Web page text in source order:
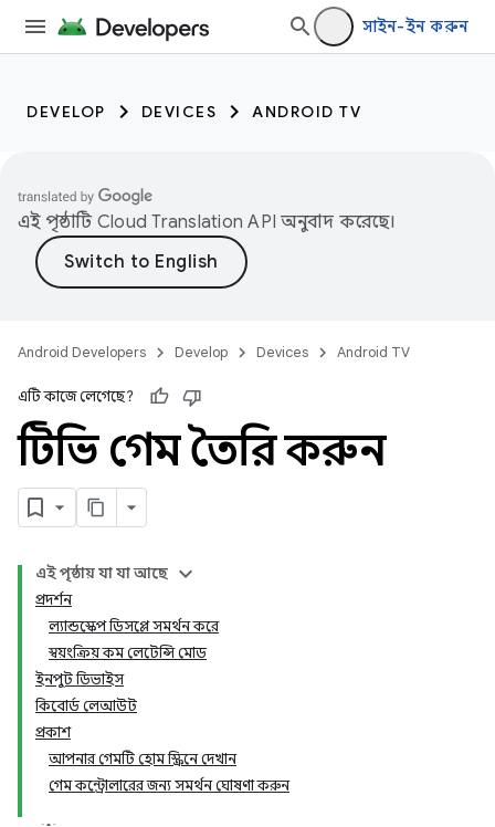
সাইন-ইন করুন
DEVELOP DEVICES ANDROID TV
এই পৃষ্ঠাটি Cloud Translation API অনুবাদ করেছে।
Android Developers Develop Devices Android TV
এটি কাজে লেগেছে?
টিভি গেম তৈরি করুন
এই পৃষ্ঠায় যা যা আছে
প্রদর্শন
ল্যান্ডস্কেপ ডিসপ্লে সমর্থন করে
স্বয়ংক্রিয় কম লেটেন্সি মোড
ইনপুট ডিভাইস
কিবোর্ড লেআউট
প্রকাশ
আপনার গেমটি হোম স্ক্রিনে দেখান
গেম কন্ট্রোলারের জন্য সমর্থন ঘোষণা করুন